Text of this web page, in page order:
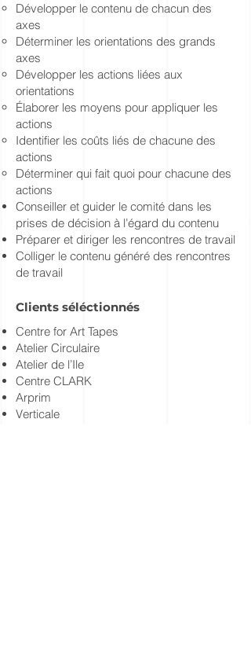
Développer le contenu de chacun des
axes
Déterminer les orientations des grands
axes
Développer les actions liées aux
orientations
Élaborer les moyens pour appliquer les
actions
Identifier les coûts liés de chacune des
actions
Déterminer qui fait quoi pour chacune des
actions
Conseiller et guider le comité dans les
prises de décision à l’égard du contenu
Préparer et diriger les rencontres de travail
Colliger le contenu généré des rencontres
de travail
Clients séléctionnés
Centre for Art Tapes
Atelier Circulaire
Atelier de l’Ile
Centre CLARK
Arprim
Verticale